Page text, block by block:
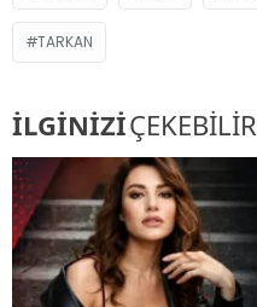
TARKAN
İLGİNİZİÇEKEBİLİR